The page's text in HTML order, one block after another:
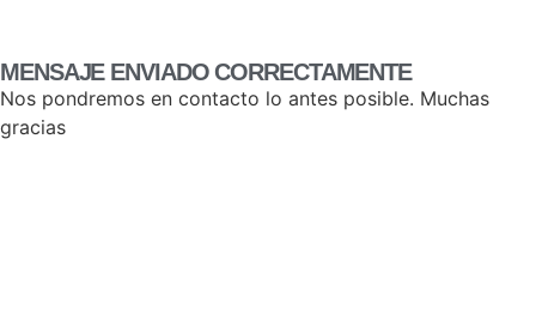
MENSAJE ENVIADO CORRECTAMENTE
Nos pondremos en contacto lo antes posible. Muchas
gracias